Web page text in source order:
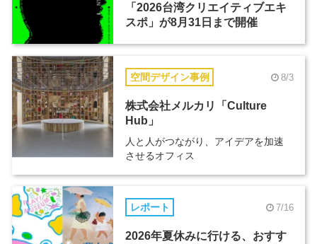
「2026台湾クリエイティブエキ
スポ」が8月31日まで開催
空間デザイン事例 8/3
株式会社メルカリ「Culture
Hub」
人と人がつながり、アイデアを加速
させるオフィス
レポート 7/16
2026年夏休みに行ける、おすす